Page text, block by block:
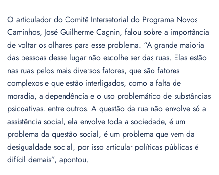
O articulador do Comitê Intersetorial do Programa Novos
Caminhos, José Guilherme Cagnin, falou sobre a importância
de voltar os olhares para esse problema. “A grande maioria
das pessoas desse lugar não escolhe ser das ruas. Elas estão
nas ruas pelos mais diversos fatores, que são fatores
complexos e que estão interligados, como a falta de
moradia, a dependência e o uso problemático de substâncias
psicoativas, entre outros. A questão da rua não envolve só a
assistência social, ela envolve toda a sociedade, é um
problema da questão social, é um problema que vem da
desigualdade social, por isso articular políticas públicas é
difícil demais”, apontou.